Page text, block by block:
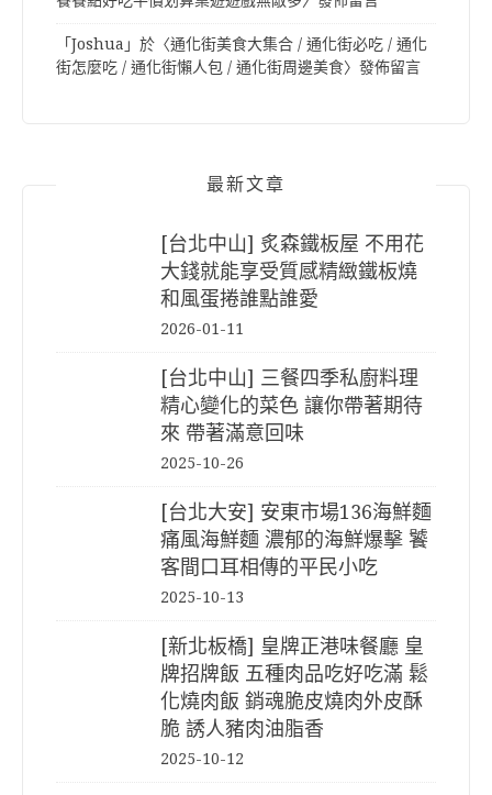
「Joshua 」於〈通化街美食大集合 / 通化街必吃 / 通化
街怎麼吃 / 通化街懶人包 / 通化街周邊美食〉發佈留言
最新文章
[台北中山] 炙森鐵板屋 不用花
大錢就能享受質感精緻鐵板燒
和風蛋捲誰點誰愛
2026-01-11
[台北中山] 三餐四季私廚料理
精心變化的菜色 讓你帶著期待
來 帶著滿意回味
2025-10-26
[台北大安] 安東市場136海鮮麵
痛風海鮮麵 濃郁的海鮮爆擊 饕
客間口耳相傳的平民小吃
2025-10-13
[新北板橋] 皇牌正港味餐廳 皇
牌招牌飯 五種肉品吃好吃滿 鬆
化燒肉飯 銷魂脆皮燒肉外皮酥
脆 誘人豬肉油脂香
2025-10-12